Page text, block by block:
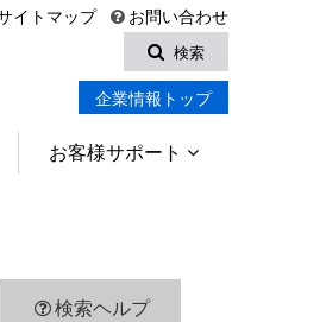
イトマップ
お問い合わせ
検索
企業情報トップ
お客様サポート
検索ヘルプ